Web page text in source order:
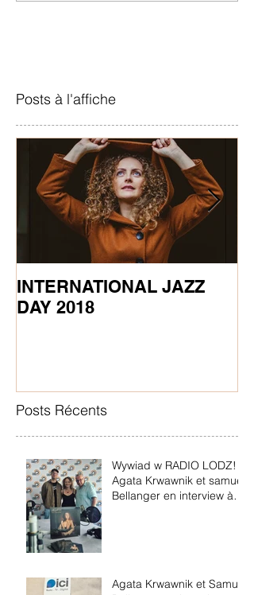
Posts à l'affiche
INTERNATIONAL JAZZ
DAY 2018
Posts Récents
Wywiad w RADIO LODZ!
Agata Krwawnik et samuel
Bellanger en interview à
Agata Krwawnik et Samuel